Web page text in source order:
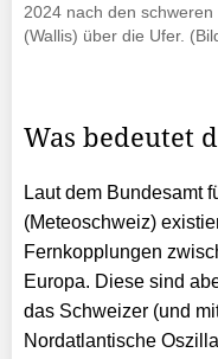
2024 nach den
(Wallis) über die Ufer.
Was bedeutet
Laut dem Bundesamt
(Meteoschweiz)
Fernkopplungen
Europa. Diese sind
das Schweizer (und
Nordatlantische